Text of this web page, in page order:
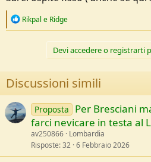
R
n
s
:
Rikpal e Ridge
Devi accedere o registrarti
Discussioni simili
Proposta
Per Bresciani
farci nevicare in testa al
av250866 Lombardia
Risposte 32 6 Febbraio 2026